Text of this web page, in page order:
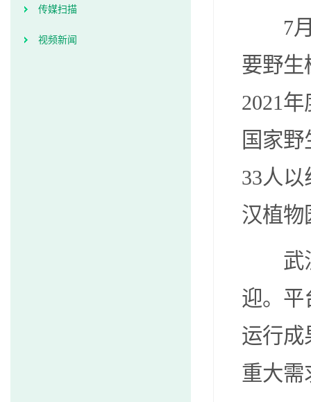
传媒扫描
视频新闻
7
要野生
2021
国家
33人
汉植物
武
迎。平
运行成
重大需